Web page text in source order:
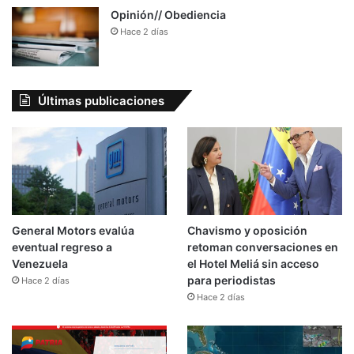
Opinión// Obediencia
Hace 2 días
Últimas publicaciones
General Motors evalúa
eventual regreso a
Venezuela
Hace 2 días
Chavismo y oposición
retoman conversaciones en
el Hotel Meliá sin acceso
para periodistas
Hace 2 días